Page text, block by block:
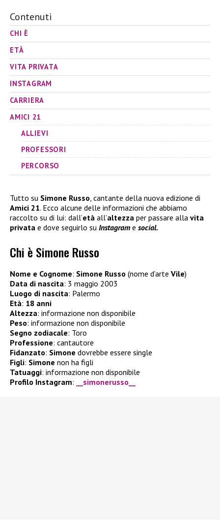
Contenuti
CHI È
ETÀ
VITA PRIVATA
INSTAGRAM
CARRIERA
AMICI 21
ALLIEVI
PROFESSORI
PERCORSO
Tutto su Simone Russo , cantante della nuova edizione di
Amici 21. Ecco alcune delle informazioni che abbiamo
raccolto su di lui: dall’età all’altezza per passare alla vita
privata e dove seguirlo su Instagram e social.
Chi è Simone Russo
Nome e Cognome: Simone Russo (nome d’arte Vile)
Data di nascita: 3 maggio 2003
Luogo di nascita: Palermo
Età: 18 anni
Altezza: informazione non disponibile
Peso: informazione non disponibile
Segno zodiacale: Toro
Professione: cantautore
Fidanzato: Simone dovrebbe essere single
Figli: Simone non ha figli
Tatuaggi: informazione non disponibile
Profilo Instagram: __simonerusso__